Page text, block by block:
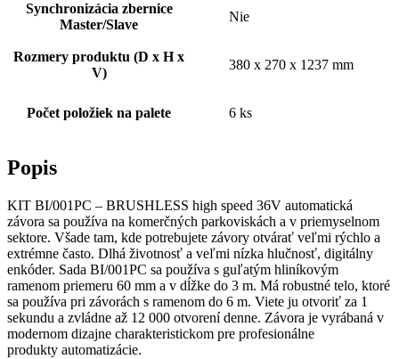
Synchronizácia zbernice
Master/Slave
Nie
Rozmery produktu (D x H x
V)
380 x 270 x 1237 mm
Počet položiek na palete 6 ks
Popis
KIT BI/001PC – BRUSHLESS high speed 36V automatická
závora sa používa na komerčných parkoviskách a v priemyselnom
sektore. Všade tam, kde potrebujete závory otvárať veľmi rýchlo a
extrémne často. Dlhá životnosť a veľmi nízka hlučnosť, digitálny
enkóder. Sada BI/001PC sa používa s guľatým hliníkovým
ramenom priemeru 60 mm a v dĺžke do 3 m. Má robustné telo, ktoré
sa používa pri závorách s ramenom do 6 m. Viete ju otvoriť za 1
sekundu a zvládne až 12 000 otvorení denne. Závora je vyrábaná v
modernom dizajne charakteristickom pre profesionálne
produkty automatizácie.